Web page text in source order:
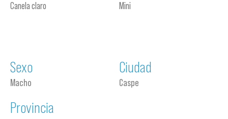
Canela claro Mini
Sexo
Macho
Ciudad
Caspe
Provincia